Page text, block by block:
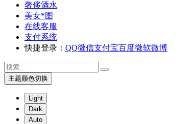
奢侈酒水
美女*图
在线客服
支付系统
快捷登录： QQ微信支付宝百度微软微博
主题颜色切换
Light
Dark
Auto